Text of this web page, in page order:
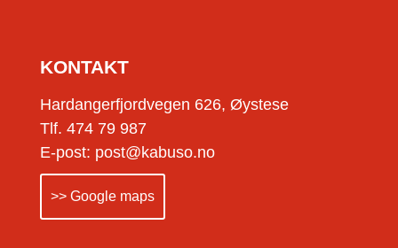
KONTAKT
Hardangerfjordvegen 626, Øystese
Tlf. 474 79 987
E-post: post@kabuso.no
>> Google maps